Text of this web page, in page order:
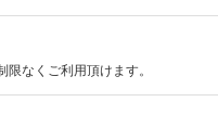
なくご利用頂けます。